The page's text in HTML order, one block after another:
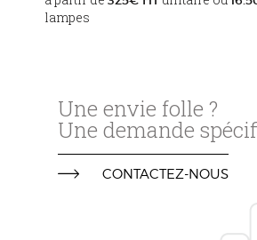
lampes
Une envie folle ?
Une demande
CONTACTEZ-NOUS